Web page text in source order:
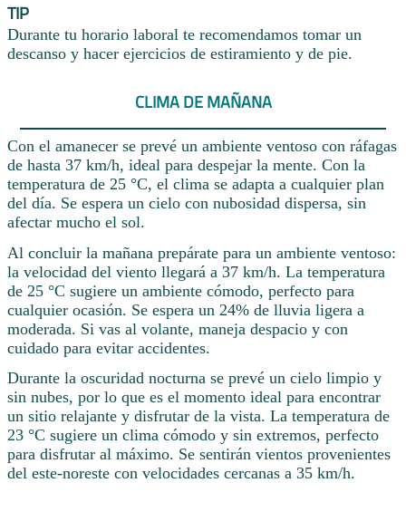
TIP
Durante tu horario laboral te recomendamos tomar un
descanso y hacer ejercicios de estiramiento y de pie.
CLIMA DE MAÑANA
Con el amanecer se prevé un ambiente ventoso con ráfagas
de hasta 37 km/h, ideal para despejar la mente. Con la
temperatura de 25 °C, el clima se adapta a cualquier plan
del día. Se espera un cielo con nubosidad dispersa, sin
afectar mucho el sol.
Al concluir la mañana prepárate para un ambiente ventoso:
la velocidad del viento llegará a 37 km/h. La temperatura
de 25 °C sugiere un ambiente cómodo, perfecto para
cualquier ocasión. Se espera un 24% de lluvia ligera a
moderada. Si vas al volante, maneja despacio y con
cuidado para evitar accidentes.
Durante la oscuridad nocturna se prevé un cielo limpio y
sin nubes, por lo que es el momento ideal para encontrar
un sitio relajante y disfrutar de la vista. La temperatura de
23 °C sugiere un clima cómodo y sin extremos, perfecto
para disfrutar al máximo. Se sentirán vientos provenientes
del este-noreste con velocidades cercanas a 35 km/h.